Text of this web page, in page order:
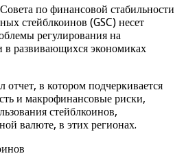
по финансовой стабильности
стейблкоинов (GSC) несет
регулирования на
развивающихся экономиках
в котором подчеркивается
и макрофинансовые риски,
стейблкоинов,
валюте, в этих регионах.